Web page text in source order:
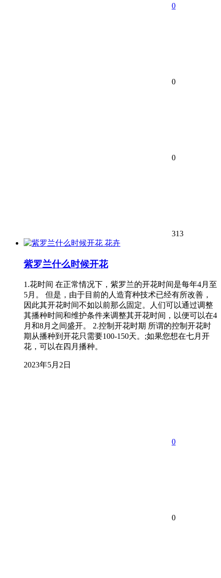
0
0
0
313
花卉
紫罗兰什么时候开花
1.花时间 在正常情况下，紫罗兰的开花时间是每年4月至
5月。 但是，由于目前的人造育种技术已经有所改善，
因此其开花时间不如以前那么固定。人们可以通过调整
其播种时间和维护条件来调整其开花时间，以便可以在4
月和8月之间盛开。 2.控制开花时期 所谓的控制开花时
期从播种到开花只需要100-150天。;如果您想在七月开
花，可以在四月播种。
2023年5月2日
0
0